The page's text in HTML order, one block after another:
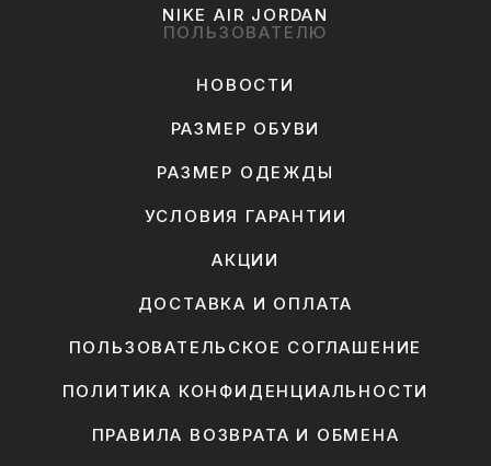
NIKE AIR JORDAN
ПОЛЬЗОВАТЕЛЮ
НОВОСТИ
РАЗМЕР ОБУВИ
РАЗМЕР ОДЕЖДЫ
УСЛОВИЯ ГАРАНТИИ
АКЦИИ
ДОСТАВКА И ОПЛАТА
ПОЛЬЗОВАТЕЛЬСКОЕ СОГЛАШЕНИЕ
ПОЛИТИКА КОНФИДЕНЦИАЛЬНОСТИ
ПРАВИЛА ВОЗВРАТА И ОБМЕНА